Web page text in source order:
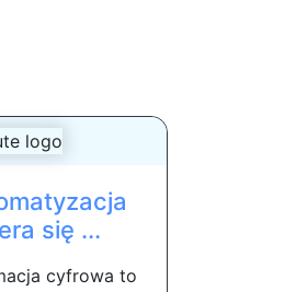
się ...
cyfrowa to